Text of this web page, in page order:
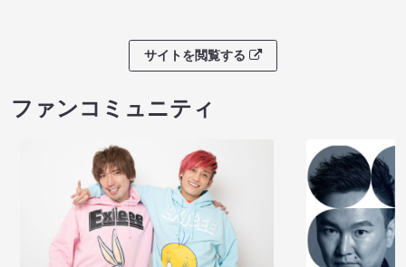
サイトを閲覧する
ファンコミュニティ